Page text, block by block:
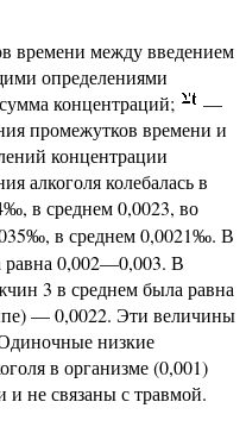
времени между введением
определениями
концентраций;
—
промежутков времени и
концентрации
алкоголя колебалась в
‰, в среднем 0,0023, во
‰, в среднем 0,0021‰. В
равна 0,002—0,003. В
3 в среднем была равна
— 0,0022. Эти величины
низкие
в организме (0,001)
не связаны с травмой.